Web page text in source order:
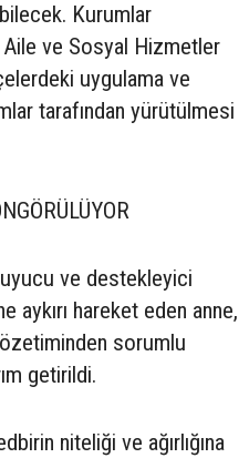
Kurumlar
Aile ve Sosyal Hizmetler
uygulama ve
tarafından yürütülmesi
ve destekleyici
aykırı hareket eden anne,
sorumlu
getirildi.
niteliği ve ağırlığına